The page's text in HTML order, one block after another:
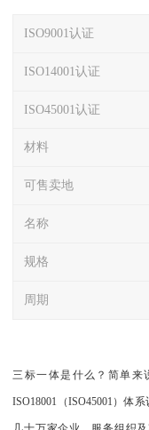
ISO9001认证
ISO14001认证
ISO45001认证
材料
可售卖地
名称
规格
周期
三标一体是什么？简单来
ISO18001（ISO45001）体